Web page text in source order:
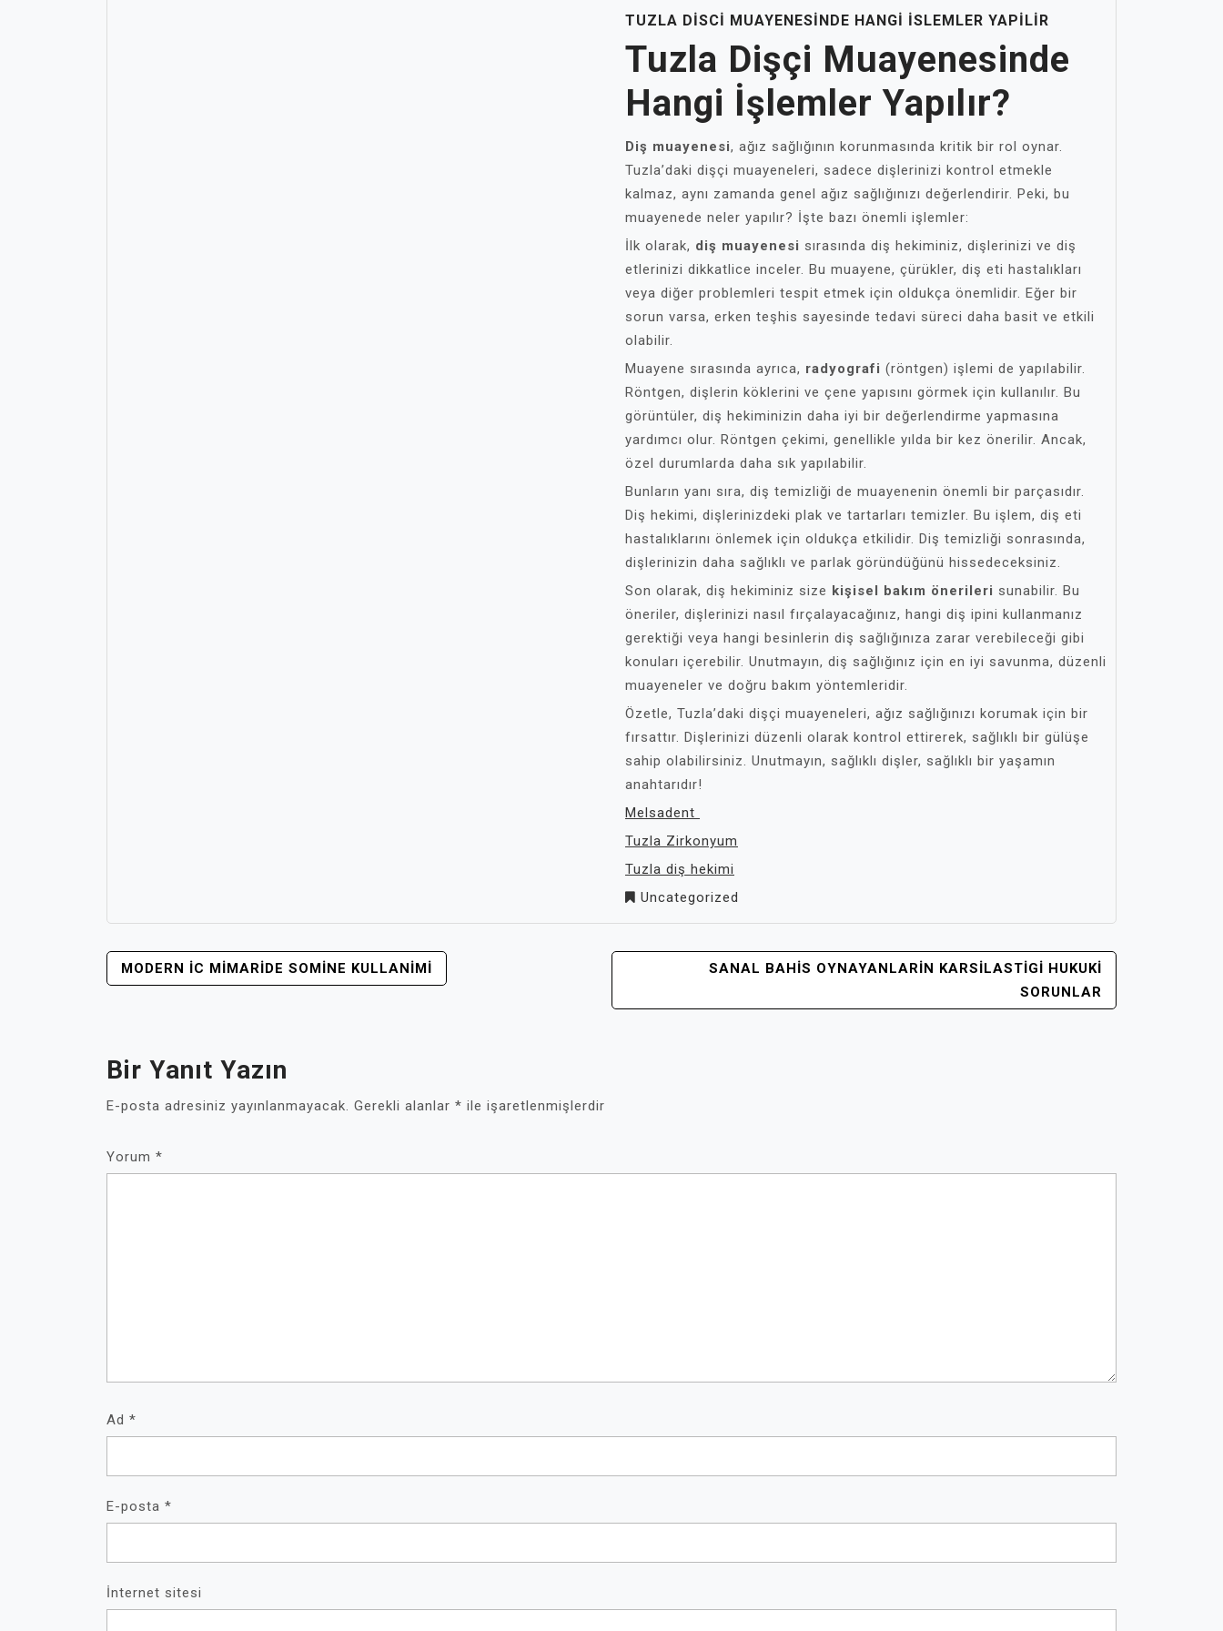
TUZLA DISCI MUAYENESINDE HANGI İSLEMLER YAPILIR
Tuzla Dişçi Muayenesinde
Hangi İşlemler Yapılır?
Diş muayenesi, ağız sağlığının korunmasında kritik bir rol oynar.
Tuzla’daki dişçi muayeneleri, sadece dişlerinizi kontrol etmekle
kalmaz, aynı zamanda genel ağız sağlığınızı değerlendirir. Peki, bu
muayenede neler yapılır? İşte bazı önemli işlemler:
İlk olarak, diş muayenesi sırasında diş hekiminiz, dişlerinizi ve diş
etlerinizi dikkatlice inceler. Bu muayene, çürükler, diş eti hastalıkları
veya diğer problemleri tespit etmek için oldukça önemlidir. Eğer bir
sorun varsa, erken teşhis sayesinde tedavi süreci daha basit ve etkili
olabilir.
Muayene sırasında ayrıca, radyografi (röntgen) işlemi de yapılabilir.
Röntgen, dişlerin köklerini ve çene yapısını görmek için kullanılır. Bu
görüntüler, diş hekiminizin daha iyi bir değerlendirme yapmasına
yardımcı olur. Röntgen çekimi, genellikle yılda bir kez önerilir. Ancak,
özel durumlarda daha sık yapılabilir.
Bunların yanı sıra, diş temizliği de muayenenin önemli bir parçasıdır.
Diş hekimi, dişlerinizdeki plak ve tartarları temizler. Bu işlem, diş eti
hastalıklarını önlemek için oldukça etkilidir. Diş temizliği sonrasında,
dişlerinizin daha sağlıklı ve parlak göründüğünü hissedeceksiniz.
Son olarak, diş hekiminiz size kişisel bakım önerileri sunabilir. Bu
öneriler, dişlerinizi nasıl fırçalayacağınız, hangi diş ipini kullanmanız
gerektiği veya hangi besinlerin diş sağlığınıza zarar verebileceği gibi
konuları içerebilir. Unutmayın, diş sağlığınız için en iyi savunma, düzenli
muayeneler ve doğru bakım yöntemleridir.
Özetle, Tuzla’daki dişçi muayeneleri, ağız sağlığınızı korumak için bir
fırsattır. Dişlerinizi düzenli olarak kontrol ettirerek, sağlıklı bir gülüşe
sahip olabilirsiniz. Unutmayın, sağlıklı dişler, sağlıklı bir yaşamın
anahtarıdır!
Melsadent
Tuzla Zirkonyum
Tuzla diş hekimi
Uncategorized
YAZI
GEZINMESI
MODERN İC MIMARIDE SOMINE KULLANIMI
SANAL BAHIS OYNAYANLARIN KARSILASTIGI HUKUKI
SORUNLAR
Bir Yanıt Yazın
E-posta adresiniz yayınlanmayacak. Gerekli alanlar * ile işaretlenmişlerdir
Yorum *
Ad *
E-posta *
İnternet sitesi